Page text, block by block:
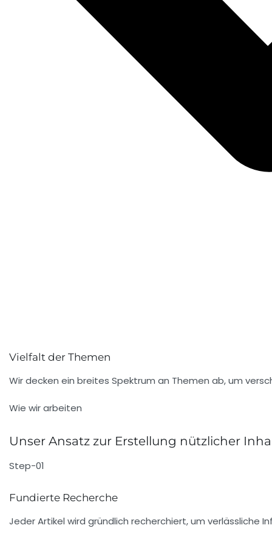
Vielfalt der Themen
Wir decken ein breites Spektrum an Themen ab, um
Wie wir arbeiten
Unser Ansatz zur Erstellung nützlicher
Step-01
Fundierte Recherche
Jeder Artikel wird gründlich recherchiert, um verlässliche